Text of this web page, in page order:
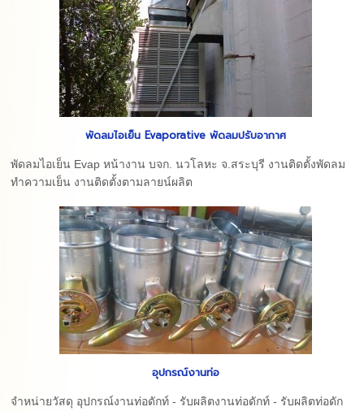
พัดลมไอเย็น Evaporative พัดลมปรับอากาศ
พัดลมไอเย็น Evap หน้างาน บจก. นวโลหะ จ.สระบุรี งานติดตั้งพัดลม
ทำความเย็น งานติดตั้งตามลายน์ผลิต
อุปกรณ์งานท่อ
จำหน่ายวัสดุ อุปกรณ์งานท่อดักท์ - รับผลิตงานท่อดักท์ - รับผลิตท่อดัก